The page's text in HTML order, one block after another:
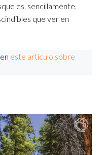
es, sencillamente,
que ver en
este artículo sobre